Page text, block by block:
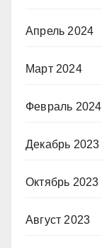
Апрель 2024
Март 2024
Февраль 2024
Декабрь 2023
Октябрь 2023
Август 2023